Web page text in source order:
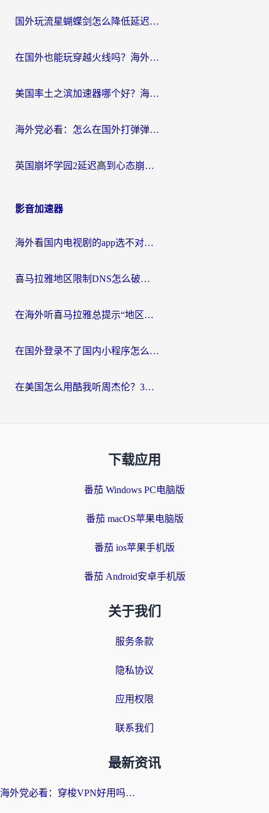
国外玩流星蝴蝶剑怎么降低延迟？海外党必看的加速秘籍（含欧洲鸣潮&彩虹岛优化攻略）
在国外也能玩穿越火线吗？海外玩家国服游戏畅玩终极指南
美国率土之滨加速器哪个好？海外党国服游戏畅玩终极指南（附多游戏解决方案）
海外党必看：怎么在国外打弹弹堂不卡？番茄加速器亲测指南
英国崩坏学园2延迟高到心态崩？海外党国服游戏加速终极指南
影音加速器
海外看国内电视剧的app选不对？这份回国加速器避坑指南帮你流畅追剧
喜马拉雅地区限制DNS怎么破？海外党听国内音乐听书的终极解决方案
在海外听喜马拉雅总提示“地区限制”？3步轻松解除+听国内音乐全攻略
在国外登录不了国内小程序怎么办？选对回国加速器，轻松解锁国内资源
在美国怎么用酷我听周杰伦？3步搞定海外听歌难题
下载应用
番茄 Windows PC电脑版
番茄 macOS苹果电脑版
番茄 ios苹果手机版
番茄 Android安卓手机版
关于我们
服务条款
隐私协议
应用权限
联系我们
最新资讯
海外党必看：穿梭VPN好用吗？和云帆VPN对比哪个回国效果更好？附真实测评+避坑指南